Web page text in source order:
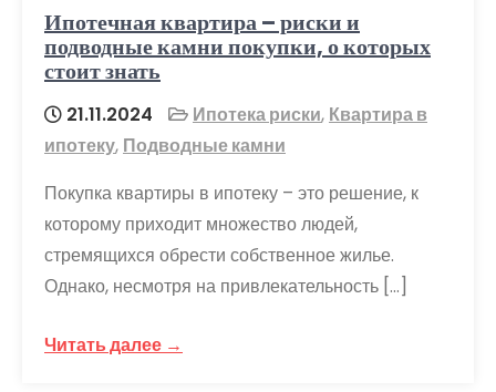
Ипотечная квартира – риски и
подводные камни покупки, о которых
стоит знать
21.11.2024 Ипотека риски, Квартира в
ипотеку, Подводные камни
Покупка квартиры в ипотеку – это решение, к
которому приходит множество людей,
стремящихся обрести собственное жилье.
Однако, несмотря на привлекательность […]
Читать далее →